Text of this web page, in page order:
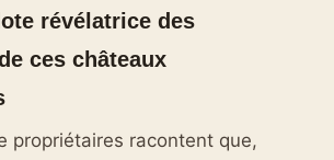
révélatrice des
ces châteaux
propriétaires racontent que,